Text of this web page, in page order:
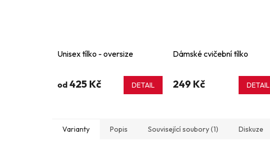
Unisex tílko - oversize
od 425 Kč DETAIL
Dámské cvičební tílko
249 Kč DETAIL
Varianty Popis Související soubory (1) Diskuze